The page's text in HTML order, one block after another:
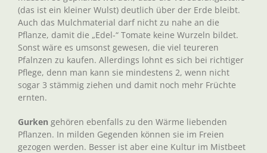
(das ist ein kleiner Wulst) deutlich über der Erde bleibt.
Auch das Mulchmaterial darf nicht zu nahe an die
Pflanze, damit die „Edel-“ Tomate keine Wurzeln bildet.
Sonst wäre es umsonst gewesen, die viel teureren
Pfalnzen zu kaufen. Allerdings lohnt es sich bei richtiger
Pflege, denn man kann sie mindestens 2, wenn nicht
sogar 3 stämmig ziehen und damit noch mehr Früchte
ernten.
Gurken gehören ebenfalls zu den Wärme liebenden
Pflanzen. In milden Gegenden können sie im Freien
gezogen werden. Besser ist aber eine Kultur im Mistbeet